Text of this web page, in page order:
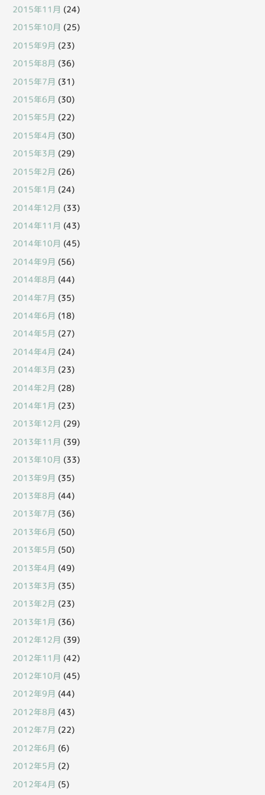
2015年11月 (24)
2015年10月 (25)
2015年9月 (23)
2015年8月 (36)
2015年7月 (31)
2015年6月 (30)
2015年5月 (22)
2015年4月 (30)
2015年3月 (29)
2015年2月 (26)
2015年1月 (24)
2014年12月 (33)
2014年11月 (43)
2014年10月 (45)
2014年9月 (56)
2014年8月 (44)
2014年7月 (35)
2014年6月 (18)
2014年5月 (27)
2014年4月 (24)
2014年3月 (23)
2014年2月 (28)
2014年1月 (23)
2013年12月 (29)
2013年11月 (39)
2013年10月 (33)
2013年9月 (35)
2013年8月 (44)
2013年7月 (36)
2013年6月 (50)
2013年5月 (50)
2013年4月 (49)
2013年3月 (35)
2013年2月 (23)
2013年1月 (36)
2012年12月 (39)
2012年11月 (42)
2012年10月 (45)
2012年9月 (44)
2012年8月 (43)
2012年7月 (22)
2012年6月 (6)
2012年5月 (2)
2012年4月 (5)